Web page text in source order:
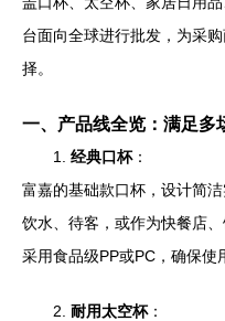
台面向全球进行批发，为采
择。
一、产品线全览：满足多
1. 经典口杯：
富嘉的基础款口杯，设计简
饮水、待客，或作为快餐店
采用食品级PP或PC，确保使
2. 耐用太空杯：